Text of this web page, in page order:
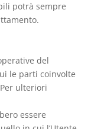
potrà sempre
del
le parti coinvolte
ulteriori
essere